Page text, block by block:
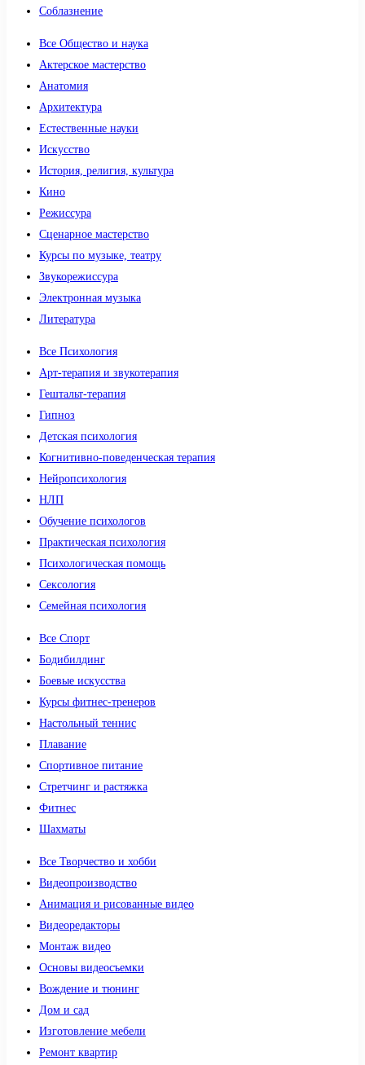
Соблазнение
Все Общество и наука
Актерское мастерство
Анатомия
Архитектура
Естественные науки
Искусство
История, религия, культура
Кино
Режиссура
Сценарное мастерство
Курсы по музыке, театру
Звукорежиссура
Электронная музыка
Литература
Все Психология
Арт-терапия и звукотерапия
Гештальт-терапия
Гипноз
Детская психология
Когнитивно-поведенческая терапия
Нейропсихология
НЛП
Обучение психологов
Практическая психология
Психологическая помощь
Сексология
Семейная психология
Все Спорт
Бодибилдинг
Боевые искусства
Курсы фитнес-тренеров
Настольный теннис
Плавание
Спортивное питание
Стретчинг и растяжка
Фитнес
Шахматы
Все Творчество и хобби
Видеопроизводство
Анимация и рисованные видео
Видеоредакторы
Монтаж видео
Основы видеосъемки
Вождение и тюнинг
Дом и сад
Изготовление мебели
Ремонт квартир